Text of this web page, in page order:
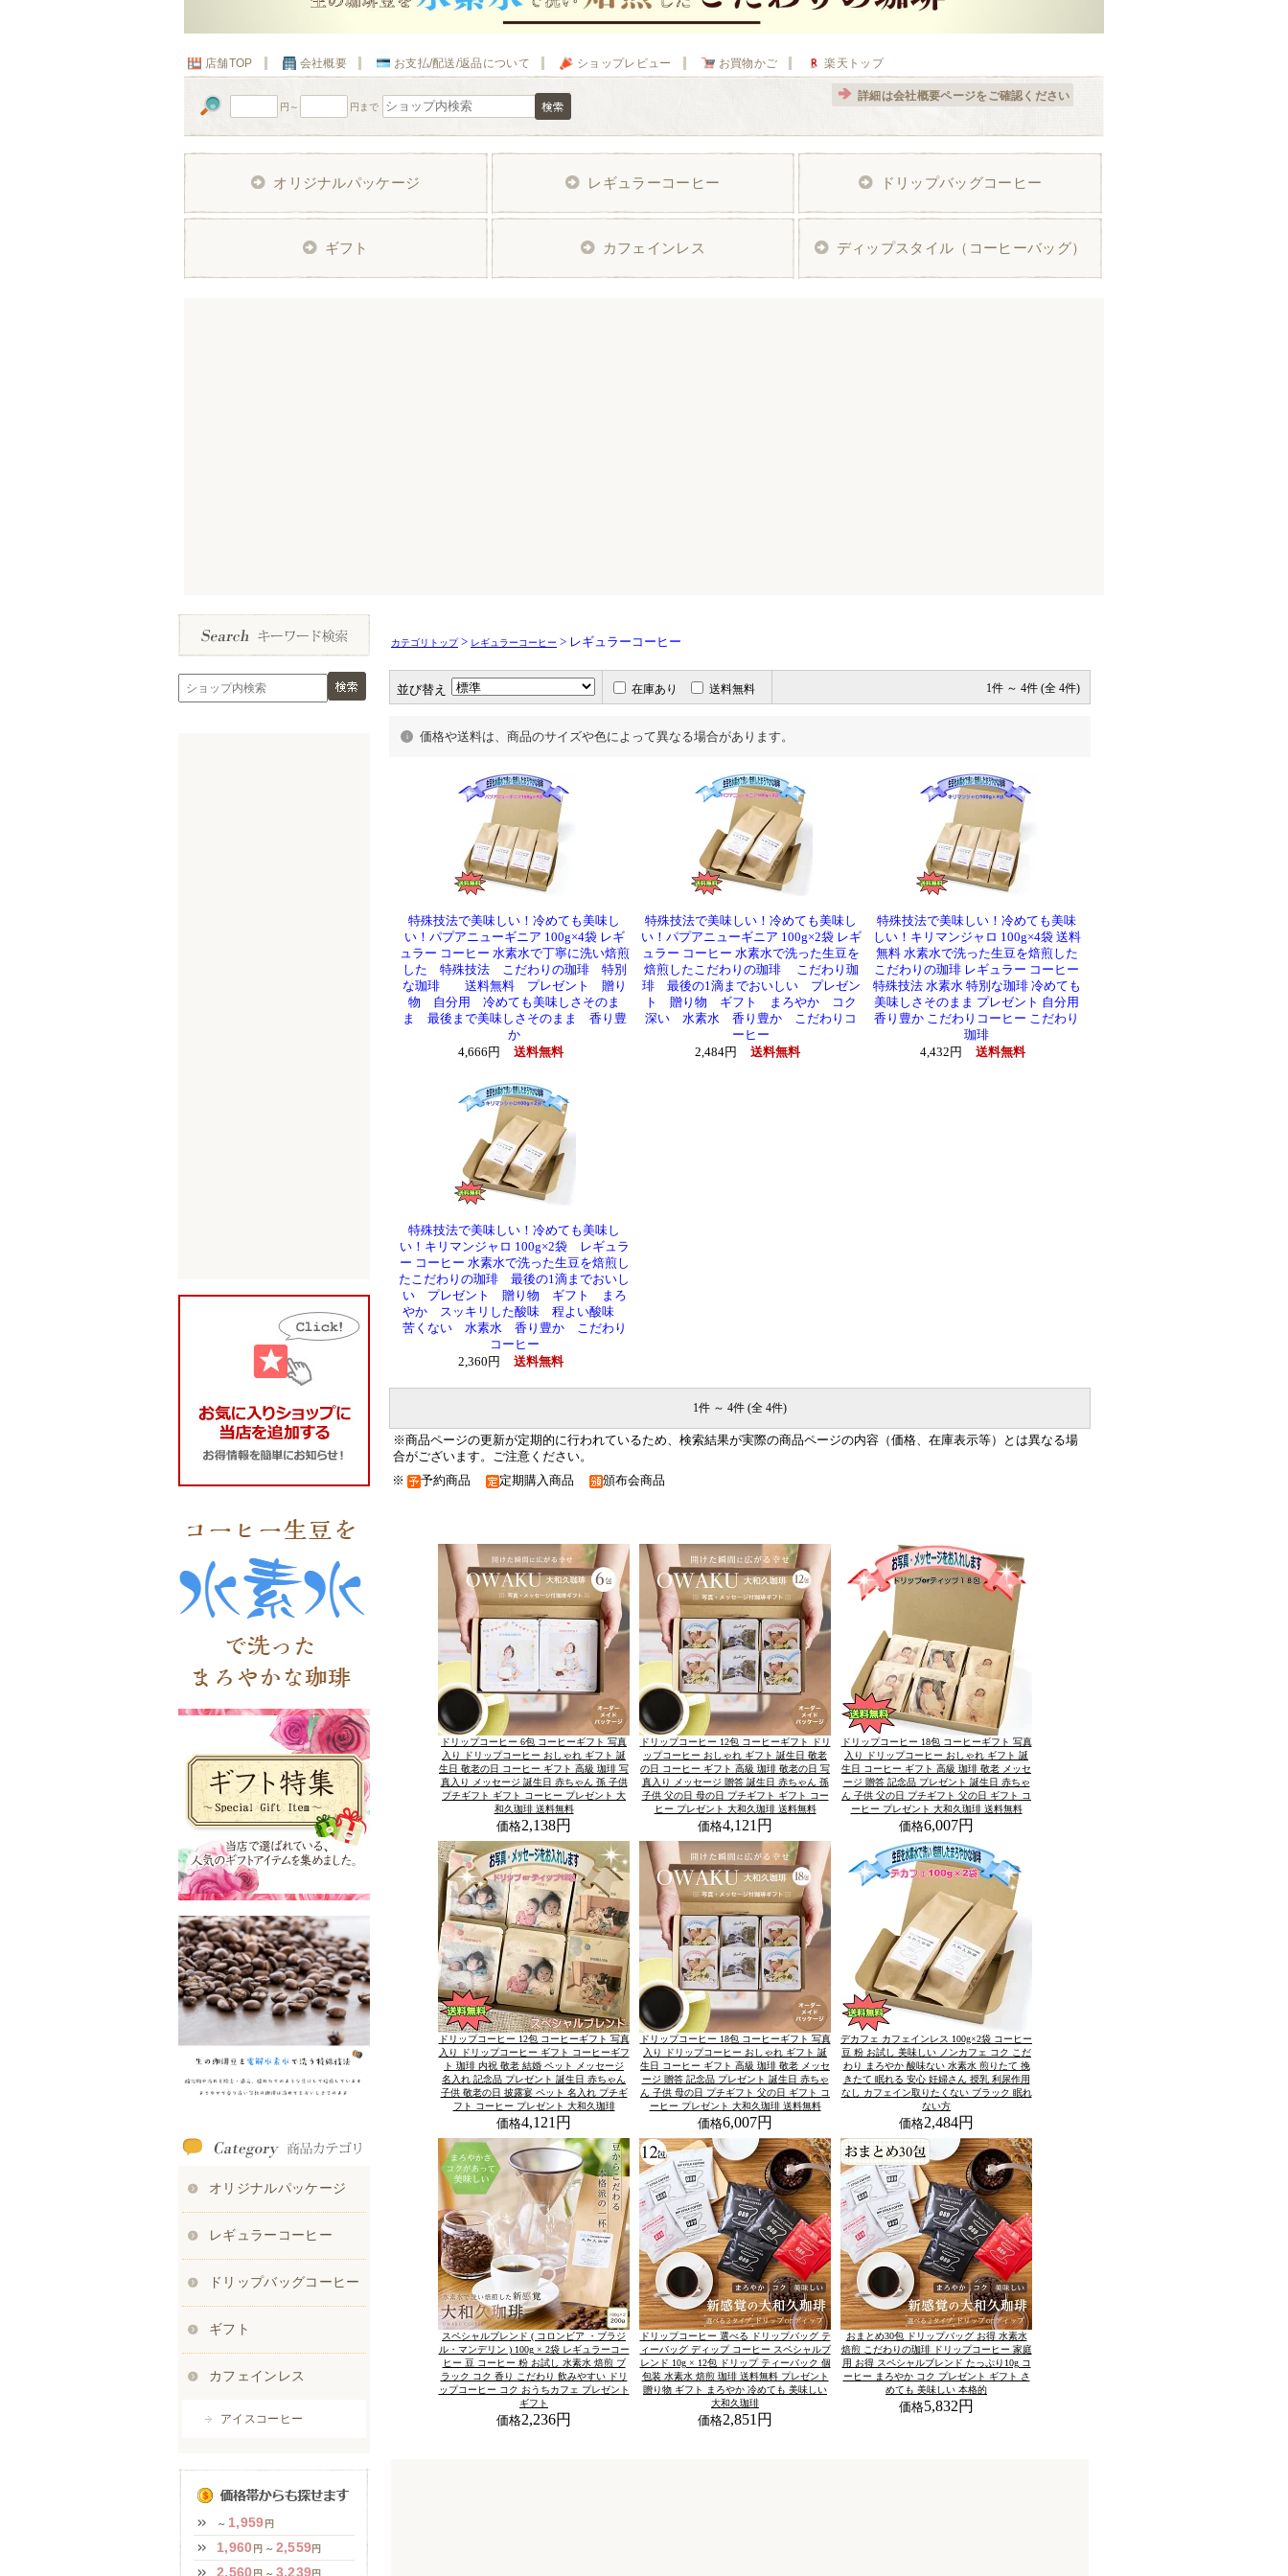
カテゴリトップ> レギュラーコーヒー > レギュラーコーヒー
並び替え 在庫あり 送料無料 1件 ～ 4件 (全 4件)
価格や送料は、商品のサイズや色によって異なる場合があります。
特殊技法で美味しい！冷めても美味し
い！パプアニューギニア 100g×4袋 レギ
ュラー コーヒー 水素水で丁寧に洗い焙煎
した 特殊技法 こだわりの珈琲 特別
な珈琲 送料無料 プレゼント 贈り
物 自分用 冷めても美味しさそのま
ま 最後まで美味しさそのまま 香り豊
か
4,666円
送料無料
特殊技法で美味しい！冷めても美味し
い！パプアニューギニア 100g×2袋 レギ
ュラー コーヒー 水素水で洗った生豆を
焙煎したこだわりの珈琲 こだわり珈
琲 最後の1滴までおいしい プレゼン
ト 贈り物 ギフト まろやか コク
深い 水素水 香り豊か こだわりコ
ーヒー
2,484円
送料無料
特殊技法で美味しい！冷めても美味
しい！キリマンジャロ 100g×4袋 送料
無料 水素水で洗った生豆を焙煎した
こだわりの珈琲 レギュラー コーヒー
特殊技法 水素水 特別な珈琲 冷めても
美味しさそのまま プレゼント 自分用
香り豊か こだわりコーヒー こだわり
珈琲
4,432円
送料無料
特殊技法で美味しい！冷めても美味し
い！キリマンジャロ 100g×2袋 レギュラ
ー コーヒー 水素水で洗った生豆を焙煎し
たこだわりの珈琲 最後の1滴までおいし
い プレゼント 贈り物 ギフト まろ
やか スッキリした酸味 程よい酸味
苦くない 水素水 香り豊か こだわり
コーヒー
2,360円
送料無料
1件 ～ 4件 (全 4件)
※商品ページの更新が定期的に行われているため、検索結果が実際の商品ページの内容（価格、在庫表示等）とは異なる場
合がございます。ご注意ください。
※ 予約商品 定期購入商品 頒布会商品
ドリップコーヒー 6包 コーヒーギフト 写真
入り ドリップコーヒー おしゃれ ギフト 誕
生日 敬老の日 コーヒー ギフト 高級 珈琲 写
真入り メッセージ 誕生日 赤ちゃん 孫 子供
プチギフト ギフト コーヒー プレゼント 大
和久珈琲 送料無料
価格2,138円
ドリップコーヒー 12包 コーヒーギフト ドリ
ップコーヒー おしゃれ ギフト 誕生日 敬老
の日 コーヒー ギフト 高級 珈琲 敬老の日 写
真入り メッセージ 贈答 誕生日 赤ちゃん 孫
子供 父の日 母の日 プチギフト ギフト コー
ヒー プレゼント 大和久珈琲 送料無料
価格4,121円
ドリップコーヒー 18包 コーヒーギフト 写真
入り ドリップコーヒー おしゃれ ギフト 誕
生日 コーヒー ギフト 高級 珈琲 敬老 メッセ
ージ 贈答 記念品 プレゼント 誕生日 赤ちゃ
ん 子供 父の日 プチギフト 父の日 ギフト コ
ーヒー プレゼント 大和久珈琲 送料無料
価格6,007円
ドリップコーヒー 12包 コーヒーギフト 写真
入り ドリップコーヒー ギフト コーヒーギフ
ト 珈琲 内祝 敬老 結婚 ペット メッセージ
名入れ 記念品 プレゼント 誕生日 赤ちゃん
子供 敬老の日 披露宴 ペット 名入れ プチギ
フト コーヒー プレゼント 大和久珈琲
価格4,121円
ドリップコーヒー 18包 コーヒーギフト 写真
入り ドリップコーヒー おしゃれ ギフト 誕
生日 コーヒー ギフト 高級 珈琲 敬老 メッセ
ージ 贈答 記念品 プレゼント 誕生日 赤ちゃ
ん 子供 母の日 プチギフト 父の日 ギフト コ
ーヒー プレゼント 大和久珈琲 送料無料
価格6,007円
デカフェ カフェインレス 100g×2袋 コーヒー
豆 粉 お試し 美味しい ノンカフェ コク こだ
わり まろやか 酸味ない 水素水 煎りたて 挽
きたて 眠れる 安心 妊婦さん 授乳 利尿作用
なし カフェイン取りたくない ブラック 眠れ
ない方
価格2,484円
スペシャルブレンド ( コロンビア ・ブラジ
ル・マンデリン ) 100g × 2袋 レギュラーコー
ヒー 豆 コーヒー 粉 お試し 水素水 焙煎 ブ
ラック コク 香り こだわり 飲みやすい ドリ
ップコーヒー コク おうちカフェ プレゼント
ギフト
価格2,236円
ドリップコーヒー 選べる ドリップバッグ テ
ィーバッグ ディップ コーヒー スペシャルブ
レンド 10g × 12包 ドリップ ティーバック 個
包装 水素水 焙煎 珈琲 送料無料 プレゼント
贈り物 ギフト まろやか 冷めても 美味しい
大和久珈琲
価格2,851円
おまとめ30包 ドリップバッグ お得 水素水
焙煎 こだわりの珈琲 ドリップコーヒー 家庭
用 お得 スペシャルブレンド たっぷり10g コ
ーヒー まろやか コク プレゼント ギフト さ
めても 美味しい 本格的
価格5,832円